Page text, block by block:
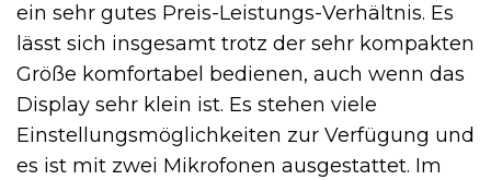
ein sehr gutes Preis-Leistungs-Verhältnis. Es
lässt sich insgesamt trotz der sehr kompakten
Größe komfortabel bedienen, auch wenn das
Display sehr klein ist. Es stehen viele
Einstellungsmöglichkeiten zur Verfügung und
es ist mit zwei Mikrofonen ausgestattet. Im